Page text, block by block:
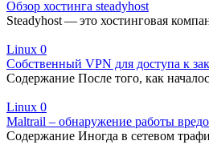
Обзор хостинга steadyhost
Steadyhost — это хостинговая
Linux 0
Собственный VPN для доступа к
Содержание После того, как
Linux 0
Maltrail – обнаружение работы
Содержание Иногда в сетевом